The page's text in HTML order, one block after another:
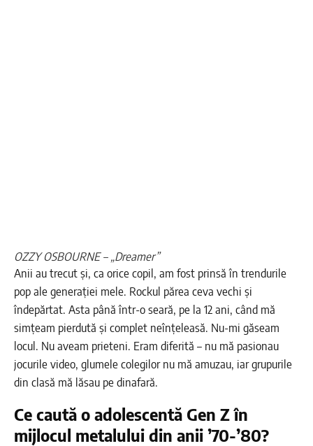
OZZY OSBOURNE – „Dreamer”
Anii au trecut și, ca orice copil, am fost prinsă în trendurile
pop ale generației mele. Rockul părea ceva vechi și
îndepărtat. Asta până într-o seară, pe la 12 ani, când mă
simțeam pierdută și complet neînțeleasă. Nu-mi găseam
locul. Nu aveam prieteni. Eram diferită – nu mă pasionau
jocurile video, glumele colegilor nu mă amuzau, iar grupurile
din clasă mă lăsau pe dinafară.
Ce caută o adolescentă Gen Z în
mijlocul metalului din anii ’70-’80?